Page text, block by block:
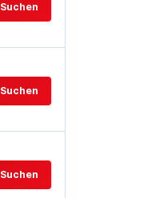
Suchen
Suchen
Suchen